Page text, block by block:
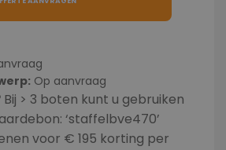
Op aanvraag
Bij > 3 boten kunt u gebruiken
‘staffelbve470’
voor € 195 korting per